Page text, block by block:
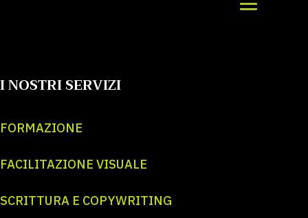
I NOSTRI SERVIZI
FORMAZIONE
FACILITAZIONE VISUALE
SCRITTURA E COPYWRITING